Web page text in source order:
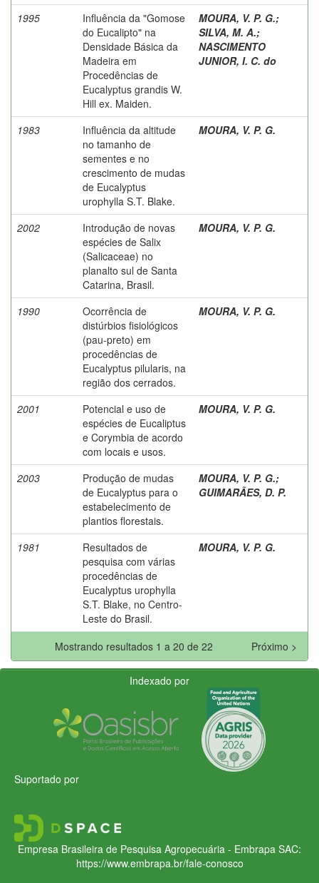
1995
Influência da "Gomose
do Eucalipto" na
Densidade Básica da
Madeira em
Procedências de
Eucalyptus grandis W.
Hill ex. Maiden.
MOURA, V. P. G.;
SILVA, M. A.;
NASCIMENTO
JUNIOR, I. C. do
1983
Influência da altitude
no tamanho de
sementes e no
crescimento de mudas
de Eucalyptus
urophylla S.T. Blake.
MOURA, V. P. G.
2002
Introdução de novas
espécies de Salix
(Salicaceae) no
planalto sul de Santa
Catarina, Brasil.
MOURA, V. P. G.
1990
Ocorrência de
distúrbios fisiológicos
(pau-preto) em
procedências de
Eucalyptus pilularis, na
região dos cerrados.
MOURA, V. P. G.
2001
Potencial e uso de
espécies de Eucaliptus
e Corymbia de acordo
com locais e usos.
MOURA, V. P. G.
2003
Produção de mudas
de Eucalyptus para o
estabelecimento de
plantios florestais.
MOURA, V. P. G.;
GUIMARÃES, D. P.
1981
Resultados de
pesquisa com várias
procedências de
Eucalyptus urophylla
S.T. Blake, no Centro-
Leste do Brasil.
MOURA, V. P. G.
Mostrando resultados 1 a 20 de 22 Próximo >
Indexado por
Suportado por
Empresa Brasileira de Pesquisa Agropecuária - Embrapa SAC:
https://www.embrapa.br/fale-conosco